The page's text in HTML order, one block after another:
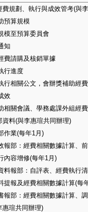
規劃、執行與成效管考(與
預算規模
模至預算委員會
知
費請購及核銷單據
行進度
行相關公文，會辦獎補助經
效
相關會議、學務處課外組經
料(與李惠瑄共同辦理)
作業(每年1月)
報部：經費相關數據計算、
內容增修(每年1月)
料報部：自評表、經費執行
提報及經費相關數據計算(每
報部：經費相關數據計算、
惠瑄共同辦理)